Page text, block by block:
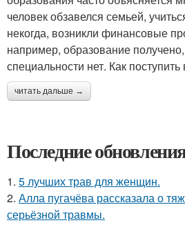
человек обзавелся семьей,
некогда, возникли финансовые
например, образование
специальности нет. Как
читать дальше →
Последние
1. 5 лучших трав для женщин.
2. Алла пугачёва рассказала о
серьёзной травмы.